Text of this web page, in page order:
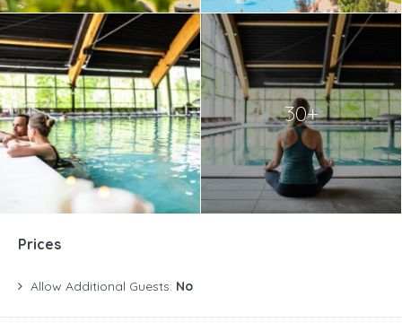
30+
Prices
Allow Additional Guests: No